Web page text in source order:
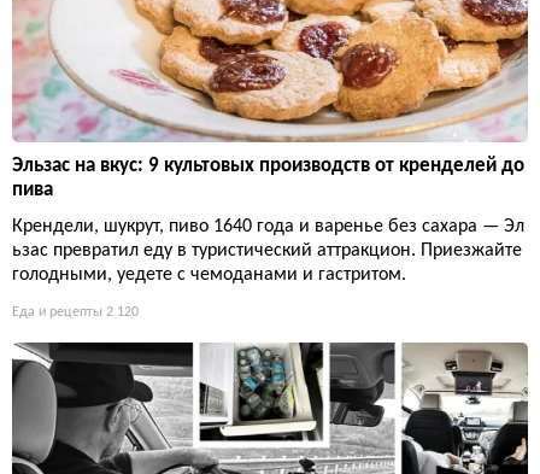
Эльзас на вкус: 9 культовых производств от кренделей до
пива
Крендели, шукрут, пиво 1640 года и варенье без сахара — Эл
ьзас превратил еду в туристический аттракцион. Приезжайте
голодными, уедете с чемоданами и гастритом.
Еда и рецепты 2 120